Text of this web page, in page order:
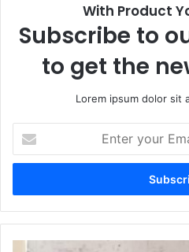
With Product
Subscribe to
to get the
Lorem ipsum dolor sit
your
Email